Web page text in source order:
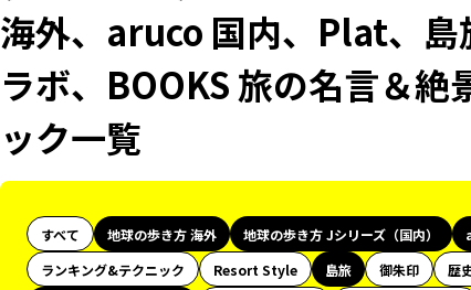
海外、aruco 国内、Plat、島
ラボ、BOOKS 旅の名言＆
ック一覧
すべて 地球の歩き方 海外 地球の歩き方 Jシリーズ（国内）
ランキング&テクニック
Resort Style 島旅 御朱印 歴